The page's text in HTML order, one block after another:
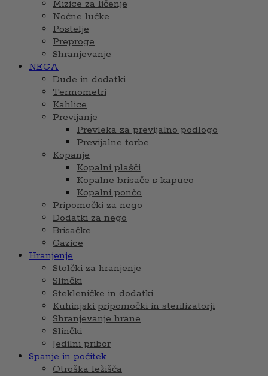
Mizice za ličenje
Nočne lučke
Postelje
Preproge
Shranjevanje
NEGA
Dude in dodatki
Termometri
Kahlice
Previjanje
Prevleka za previjalno podlogo
Previjalne torbe
Kopanje
Kopalni plašči
Kopalne brisače s kapuco
Kopalni pončo
Pripomočki za nego
Dodatki za nego
Brisačke
Gazice
Hranjenje
Stolčki za hranjenje
Slinčki
Stekleničke in dodatki
Kuhinjski pripomočki in sterilizatorji
Shranjevanje hrane
Slinčki
Jedilni pribor
Spanje in počitek
Otroška ležišča